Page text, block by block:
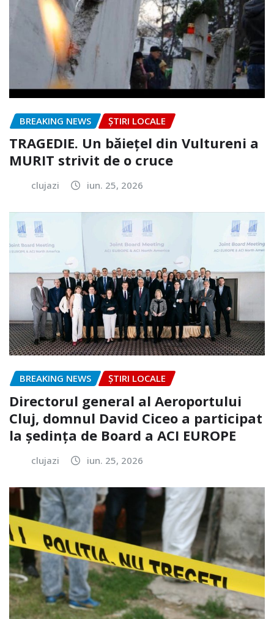
BREAKING NEWS ȘTIRI LOCALE
TRAGEDIE. Un băiețel din Vultureni a
MURIT strivit de o cruce
clujazi iun. 25, 2026
BREAKING NEWS ȘTIRI LOCALE
Directorul general al Aeroportului
Cluj, domnul David Ciceo a participat
la ședința de Board a ACI EUROPE
clujazi iun. 25, 2026